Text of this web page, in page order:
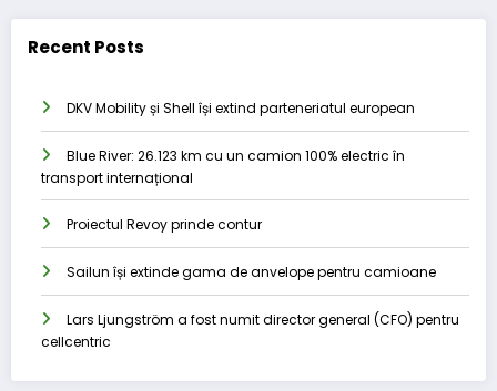
Recent Posts
DKV Mobility și Shell își extind parteneriatul european
Blue River: 26.123 km cu un camion 100% electric în
transport internațional
Proiectul Revoy prinde contur
Sailun își extinde gama de anvelope pentru camioane
Lars Ljungström a fost numit director general (CFO) pentru
cellcentric